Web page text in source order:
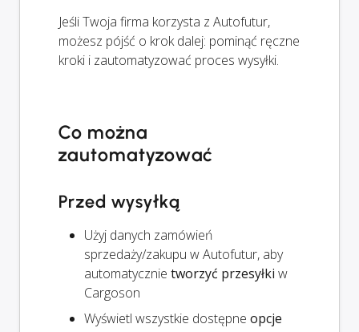
Jeśli Twoja firma korzysta z Autofutur,
możesz pójść o krok dalej: pominąć ręczne
kroki i zautomatyzować proces wysyłki.
Co można
zautomatyzować
Przed wysyłką
Użyj danych zamówień
sprzedaży/zakupu w Autofutur, aby
automatycznie tworzyć przesyłki w
Cargoson
Wyświetl wszystkie dostępne opcje